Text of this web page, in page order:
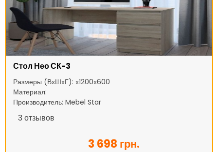
Стол Нео СК-3
Размеры (ВхШхГ): х1200х600
Материал:
Производитель: Mebel Star
3 отзывов
3 698 грн.